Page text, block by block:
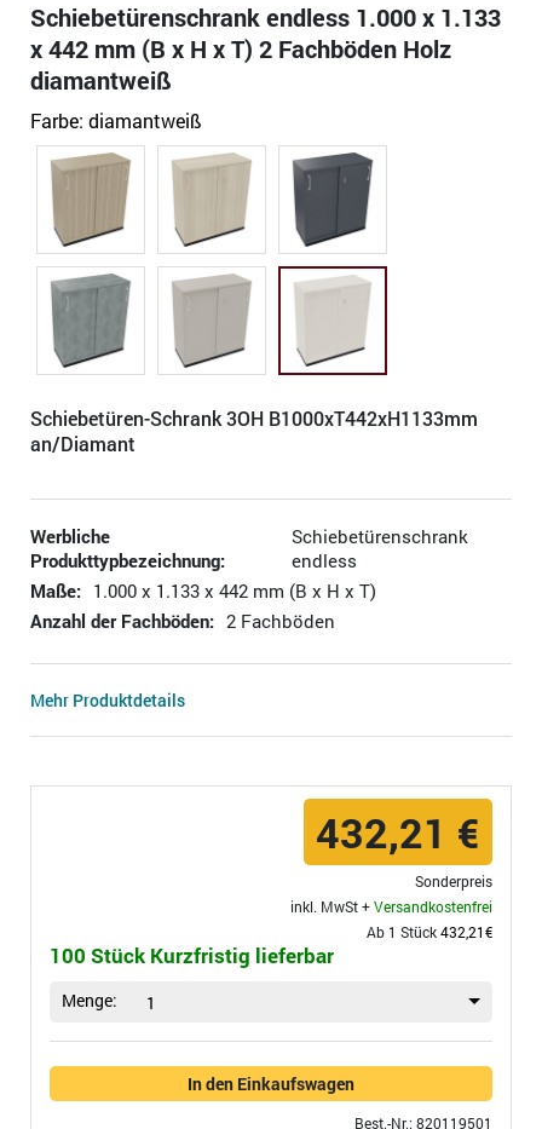
Schiebetürenschrank endless 1.000 x 1.133
x 442 mm (B x H x T) 2 Fachböden Holz
diamantweiß
Farbe: diamantweiß
Schiebetüren-Schrank 3OH B1000xT442xH1133mm
an/Diamant
Werbliche
Produkttypbezeichnung:
Schiebetürenschrank
endless
Maße: 1.000 x 1.133 x 442 mm (B x H x T)
Anzahl der Fachböden: 2 Fachböden
Mehr Produktdetails
432,21 €
Sonderpreis
inkl. MwSt +Versandkostenfrei
Ab 1 Stück432,21€
100 Stück Kurzfristig lieferbar
Menge: 1
In den Einkaufswagen
Best.-Nr.: 820119501